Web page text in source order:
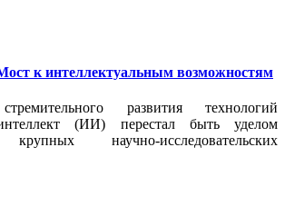
к интеллектуальным возможностям
развития технологий
(ИИ) перестал быть уделом
научно-исследовательских